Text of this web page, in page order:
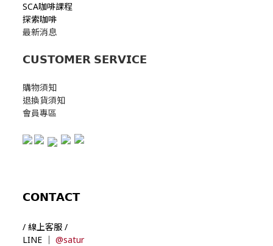
SCA咖啡課程
探索咖啡
最新消息
𝗖𝗨𝗦𝗧𝗢𝗠𝗘𝗥 𝗦𝗘𝗥𝗩𝗜𝗖𝗘
購物須知
退換貨須知
會員專區
𝗖𝗢𝗡𝗧𝗔𝗖𝗧
/ 線上客服 /
LINE ｜ @satur